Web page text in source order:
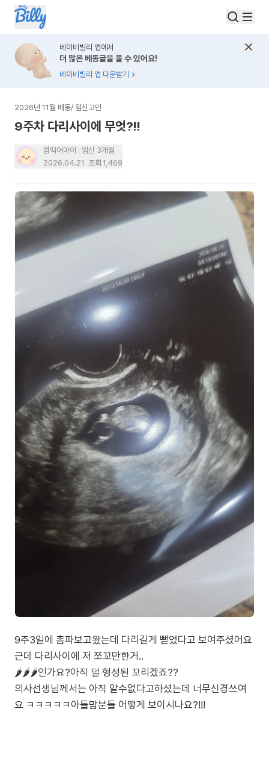
베이비빌리 앱에서
더 많은 베동글을 볼 수 있어요!
베이비빌리 앱 다운받기
2026년 11월 베동/ 임신고민
9주차 다리사이에 무엇?!!
껌딱어마이
임신 3개월
2026.04.21 조회 1,469
9주3일에 촘파보고왔는데 다리길게 뻗었다고 보여주셨어요
근데 다리사이에 저 쪼꼬만한거..
🌶🌶🌶인가요?아직 덜 형성된 꼬리겠죠??
의사선생님께서는 아직 알수없다고하셨는데 너무신경쓰여
요 ㅋㅋㅋㅋㅋ아들맘분들 어떻게 보이시나요?!!!